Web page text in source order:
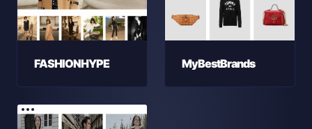
FASHIONHYPE MyBestBrands